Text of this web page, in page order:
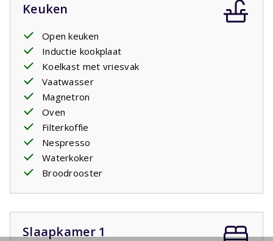
Keuken
Open keuken
Inductie kookplaat
Koelkast met vriesvak
Vaatwasser
Magnetron
Oven
Filterkoffie
Nespresso
Waterkoker
Broodrooster
Slaapkamer 1